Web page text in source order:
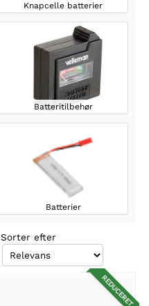
Knapcelle batterier
Batteritilbehør
Batterier
Sorter efter
REDUCERET